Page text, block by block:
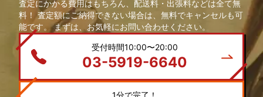
査定にかかる費用はもちろん、配送料・出張料などは全て無
料！ 査定額にご納得できない場合は、無料でキャンセルも可
能です。 まずは、お気軽にお問い合わせください。
受付時間10:00〜20:00
03-5919-6640
1分で完了！